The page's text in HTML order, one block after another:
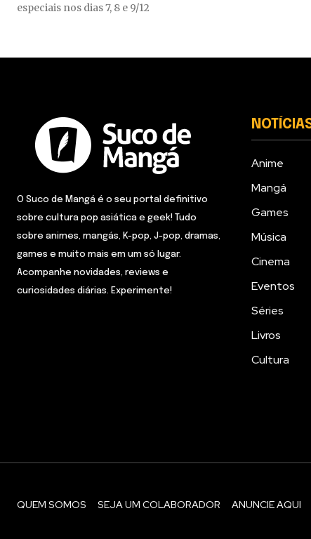
especiais nos dias 7, 8 e 9/12
O Suco de Mangá é o seu portal definitivo
sobre cultura pop asiática e geek! Tudo
sobre animes, mangás, K-pop, J-pop, dramas,
games e muito mais em um só lugar.
Acompanhe novidades, reviews e
curiosidades diárias. Experimente!
Anime
Mangá
Games
Música
Cinema
Eventos
Séries
Livros
Cultura
QUEM SOMOS SEJA UM COLABORADOR ANUNCIE AQUI